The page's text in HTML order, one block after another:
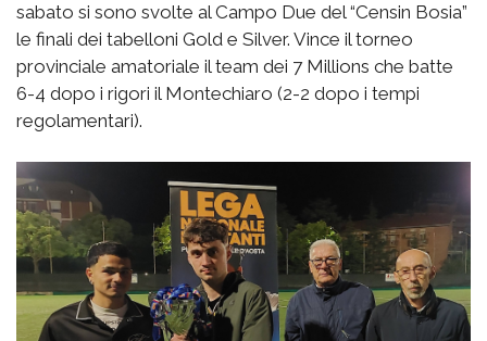
sabato si sono svolte al Campo Due del “Censin Bosia”
le finali dei tabelloni Gold e Silver. Vince il torneo
provinciale amatoriale il team dei 7 Millions che batte
6-4 dopo i rigori il Montechiaro (2-2 dopo i tempi
regolamentari).